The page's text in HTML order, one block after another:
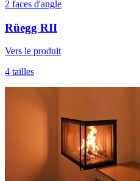
2 faces d'angle
Rüegg RII
Vers le produit
4 tailles